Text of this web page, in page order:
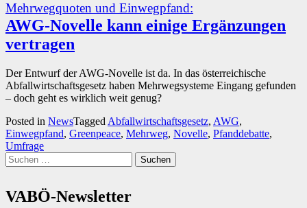
Mehrwegquoten und Einwegpfand:
AWG-Novelle kann einige Ergänzungen
vertragen
Der Entwurf der AWG-Novelle ist da. In das österreichische
Abfallwirtschaftsgesetz haben Mehrwegsysteme Eingang gefunden
– doch geht es wirklich weit genug?
Posted in NewsTagged Abfallwirtschaftsgesetz, AWG,
Einwegpfand, Greenpeace, Mehrweg, Novelle, Pfanddebatte,
Umfrage
Suchen
nach:
VABÖ-Newsletter